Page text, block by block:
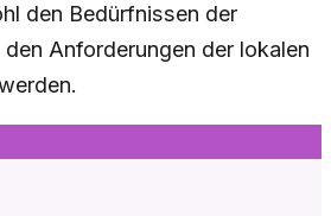
den Bedürfnissen der
den Anforderungen der lokalen